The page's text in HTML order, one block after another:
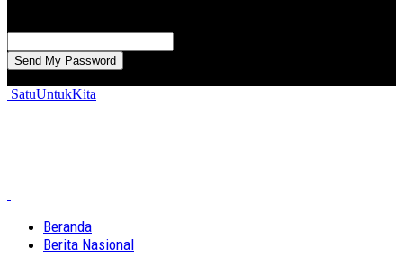
SatuUntukKita
Beranda
Berita Nasional